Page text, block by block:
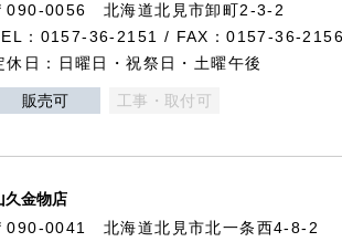
090-0056 北海道北見市卸町2-3-2
：0157-36-2151 / FAX：0157-36-
休日：日曜日・祝祭日・土曜午後
販売可 工事・取付可
久金物店
090-0041 北海道北見市北一条西4-8-2